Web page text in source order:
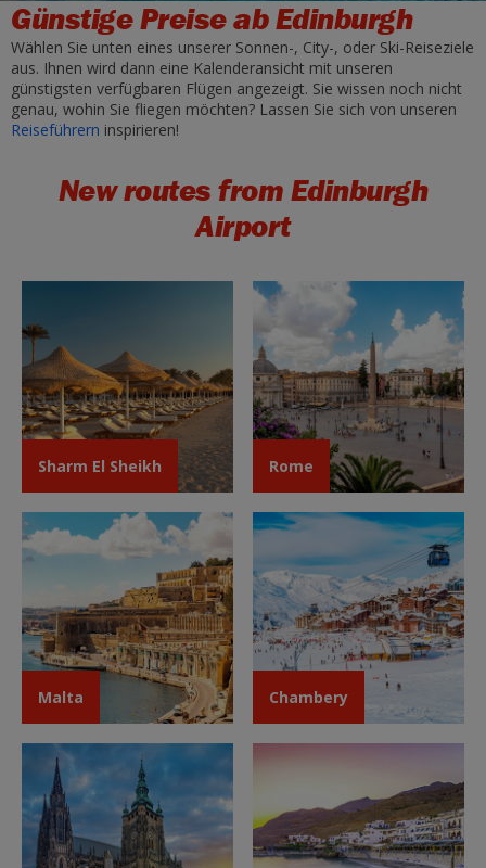
Günstige Preise ab Edinburgh
Wählen Sie unten eines unserer Sonnen-, City-, oder Ski-Reiseziele
aus. Ihnen wird dann eine Kalenderansicht mit unseren
günstigsten verfügbaren Flügen angezeigt. Sie wissen noch nicht
genau, wohin Sie fliegen möchten? Lassen Sie sich von unseren
Reiseführern inspirieren!
New routes from Edinburgh
Airport
Sharm El Sheikh Rome
Malta Chambery